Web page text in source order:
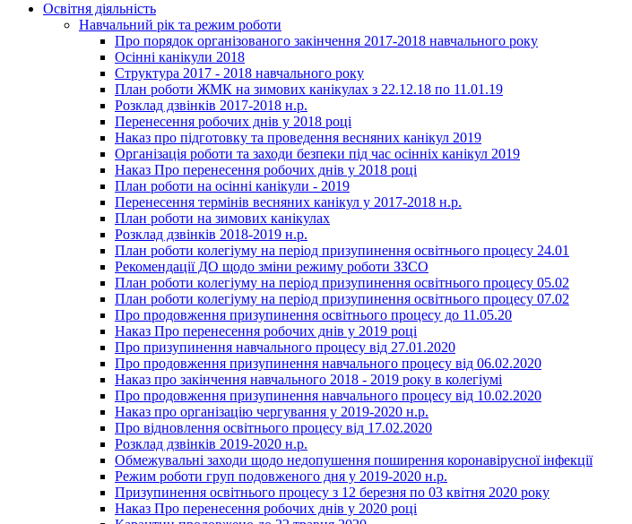
Освітня діяльність
Навчальний рік та режим роботи
Про порядок організованого закінчення 2017-2018 навчального року
Осінні канікули 2018
Структура 2017 - 2018 навчального року
План роботи ЖМК на зимових канікулах з 22.12.18 по 11.01.19
Розклад дзвінків 2017-2018 н.р.
Перенесення робочих днів у 2018 році
Наказ про підготовку та проведення весняних канікул 2019
Організація роботи та заходи безпеки під час осінніх канікул 2019
Наказ Про перенесення робочих днів у 2018 році
План роботи на осінні канікули - 2019
Перенесення термінів весняних канікул у 2017-2018 н.р.
План роботи на зимових канікулах
Розклад дзвінків 2018-2019 н.р.
План роботи колегіуму на період призупинення освітнього процесу 24.01
Рекомендації ДО щодо зміни режиму роботи ЗЗСО
План роботи колегіуму на період призупинення освітнього процесу 05.02
План роботи колегіуму на період призупинення освітнього процесу 07.02
Про продовження призупинення освітнього процесу до 11.05.20
Наказ Про перенесення робочих днів у 2019 році
Про призупинення навчального процесу від 27.01.2020
Про продовження призупинення навчального процесу від 06.02.2020
Наказ про закінчення навчального 2018 - 2019 року в колегіумі
Про продовження призупинення навчального процесу від 10.02.2020
Наказ про організацію чергування у 2019-2020 н.р.
Про відновлення освітнього процесу від 17.02.2020
Розклад дзвінків 2019-2020 н.р.
Обмежувальні заходи щодо недопушення поширення коронавірусної інфекції
Режим роботи груп подовженого дня у 2019-2020 н.р.
Призупинення освітнього процесу з 12 березня по 03 квітня 2020 року
Наказ Про перенесення робочих днів у 2020 році